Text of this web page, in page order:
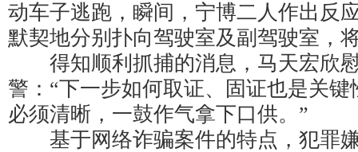
动车子逃跑，瞬间，宁博二人作出反
默契地分别扑向驾驶室及副驾驶室，
得知顺利抓捕的消息，马天宏欣
警：“下一步如何取证、固证也是关
必须清晰，一鼓作气拿下口供。”
基于网络诈骗案件的特点，犯罪